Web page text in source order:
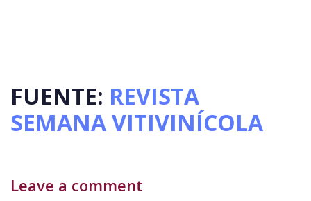
FUENTE: REVISTA
SEMANA VITIVINÍCOLA
Leave a comment